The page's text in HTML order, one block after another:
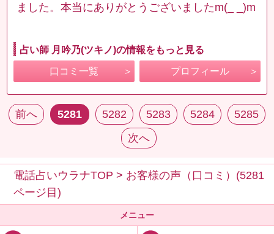
ました。本当にありがとうございましたm(_ _)m
占い師 月吟乃(ツキノ)の情報をもっと見る
口コミ一覧 プロフィール
前へ 5281 5282 5283 5284
5285
次へ
電話占いウラナTOP > お客様の声（口コミ）(5281
ページ目)
メニュー